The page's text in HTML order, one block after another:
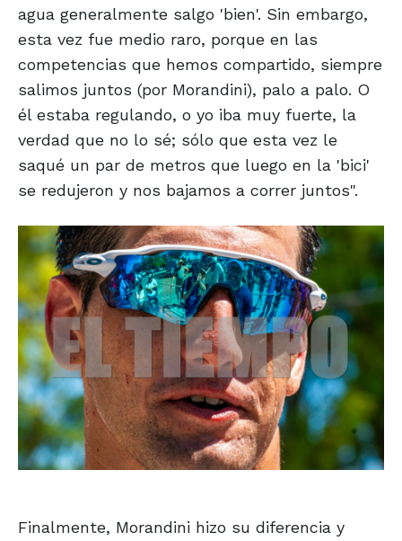
agua generalmente salgo 'bien'. Sin embargo,
esta vez fue medio raro, porque en las
competencias que hemos compartido, siempre
salimos juntos (por Morandini), palo a palo. O
él estaba regulando, o yo iba muy fuerte, la
verdad que no lo sé; sólo que esta vez le
saqué un par de metros que luego en la 'bici'
se redujeron y nos bajamos a correr juntos".
Finalmente, Morandini hizo su diferencia y